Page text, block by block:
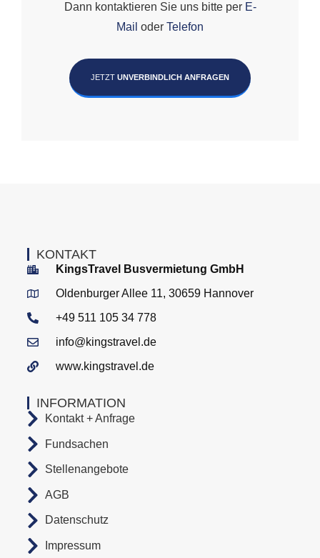
Dann kontaktieren Sie uns bitte per E-
Mail oder Telefon
JETZT UNVERBINDLICH ANFRAGEN
INFORMATION
Kontakt + Anfrage
Fundsachen
Stellenangebote
AGB
Datenschutz
Impressum
KONTAKT
KingsTravel Busvermietung GmbH
Oldenburger Allee 11, 30659 Hannover
+49 511 105 34 778
info@kingstravel.de
www.kingstravel.de